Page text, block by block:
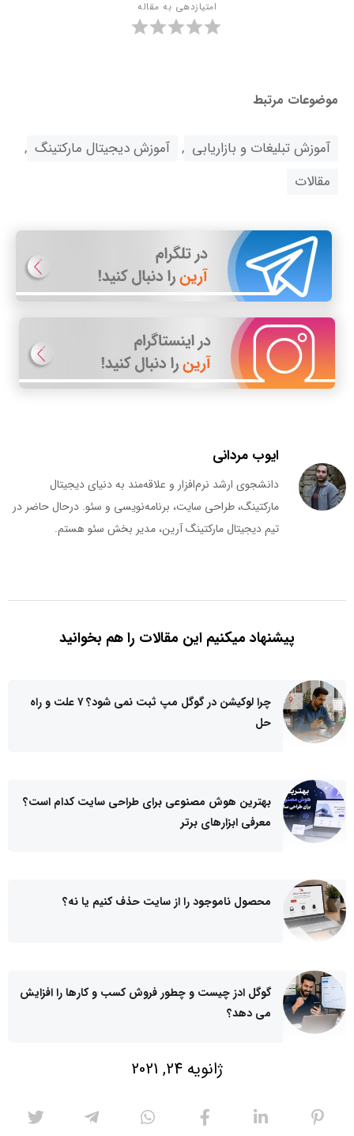
امتیازدهی به مقاله
موضوعات مرتبط
آموزش تبلیغات و بازاریابی , آموزش دیجیتال مارکتینگ ,
مقالات
ایوب مردانی
دانشجوی ارشد نرم‌افزار و علاقه‌مند به دنیای دیجیتال
مارکتینگ، طراحی سایت، برنامه‌نویسی و سئو. درحال حاضر در
تیم دیجیتال مارکتینگ آرین، مدیر بخش سئو هستم.
پیشنهاد میکنیم این مقالات را هم بخوانید
چرا لوکیشن در گوگل مپ ثبت نمی شود؟ ۷ علت و راه
حل
بهترین هوش مصنوعی برای طراحی سایت کدام است؟
معرفی ابزارهای برتر
محصول ناموجود را از سایت حذف کنیم یا نه؟
گوگل ادز چیست و چطور فروش کسب و کارها را افزایش
می دهد؟
ژانویه 24, 2021